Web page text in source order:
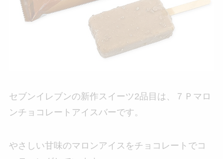
セブンイレブンの新作スイーツ2品目は、７Ｐマロ
ンチョコレートアイスバーです。
やさしい甘味のマロンアイスをチョコレートでコ